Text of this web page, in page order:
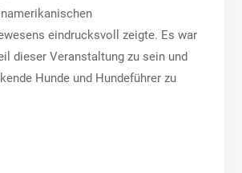
eindrucksvoll zeigte. Es war
dieser Veranstaltung zu sein und
Hunde und Hundeführer zu